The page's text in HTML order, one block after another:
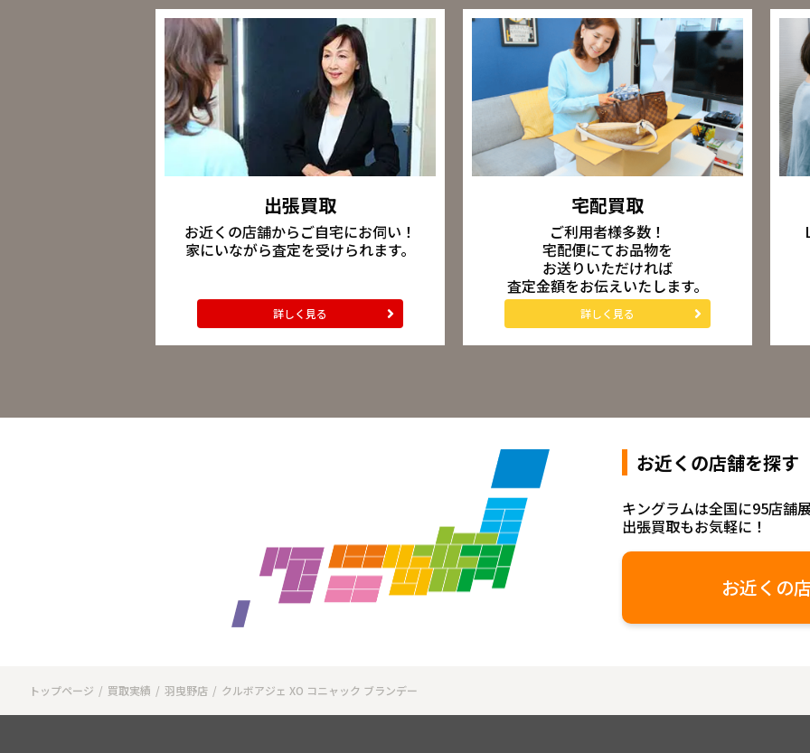
出張買取
お近くの店舗からご自宅にお伺い！
家にいながら査定を受けられます。
詳しく見る
宅配買取
ご利用者様多数！
宅配便にてお品物を
お送りいただければ
査定金額をお伝えいたします。
詳しく見る
お近くの店舗を探す
キングラムは全国に95店舗
出張買取もお気軽に！
お近くの
トップページ 買取実績 羽曳野店 クルボアジェ XO コニャック ブランデー